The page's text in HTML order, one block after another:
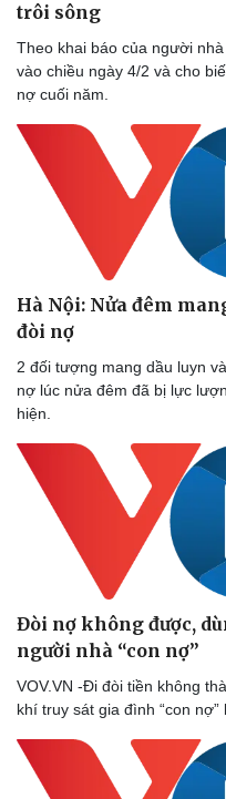
Sức khỏe
Dinh dưỡng - món ngon
Cây thuốc
Sản phụ khoa
Nhi khoa
Nam khoa
Làm đẹp - giảm cân
Phòng mạch online
trôi sông
Theo khai báo của người
vào chiều ngày 4/2 và cho
nợ cuối năm.
Hà Nội: Nửa đêm
đòi nợ
2 đối tượng mang dầu luyn
nợ lúc nửa đêm đã bị lực
hiện.
Đòi nợ không được,
người nhà “con nợ”
VOV.VN -Đi đòi tiền không
khí truy sát gia đình “con